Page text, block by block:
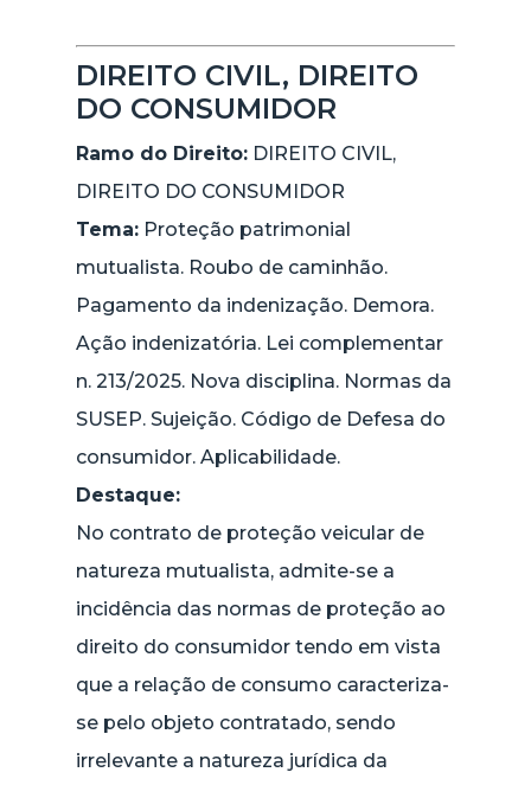
DIREITO CIVIL, DIREITO
DO CONSUMIDOR
Ramo do Direito: DIREITO CIVIL,
DIREITO DO CONSUMIDOR
Tema: Proteção patrimonial
mutualista. Roubo de caminhão.
Pagamento da indenização. Demora.
Ação indenizatória. Lei complementar
n. 213/2025. Nova disciplina. Normas da
SUSEP. Sujeição. Código de Defesa do
consumidor. Aplicabilidade.
Destaque:
No contrato de proteção veicular de
natureza mutualista, admite-se a
incidência das normas de proteção ao
direito do consumidor tendo em vista
que a relação de consumo caracteriza-
se pelo objeto contratado, sendo
irrelevante a natureza jurídica da